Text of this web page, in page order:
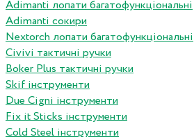
Adimanti лопати багатофункціональні
Adimanti сокири
Nextorch лопати багатофункціональні
Сivivi тактичні ручки
Boker Plus тактичні ручки
Skif інструменти
Due Cigni інструменти
Fix it Sticks інструменти
Сold Steel інструменти